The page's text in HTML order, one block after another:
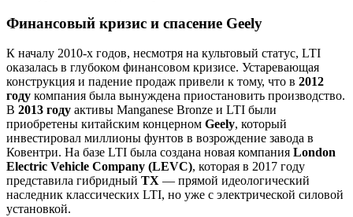
Финансовый кризис и спасение Geely
К началу 2010-х годов, несмотря на культовый статус, LTI
оказалась в глубоком финансовом кризисе. Устаревающая
конструкция и падение продаж привели к тому, что в 2012
году компания была вынуждена приостановить производство.
В 2013 году активы Manganese Bronze и LTI были
приобретены китайским концерном Geely, который
инвестировал миллионы фунтов в возрождение завода в
Ковентри. На базе LTI была создана новая компания London
Electric Vehicle Company (LEVC), которая в 2017 году
представила гибридный TX — прямой идеологический
наследник классических LTI, но уже с электрической силовой
установкой.